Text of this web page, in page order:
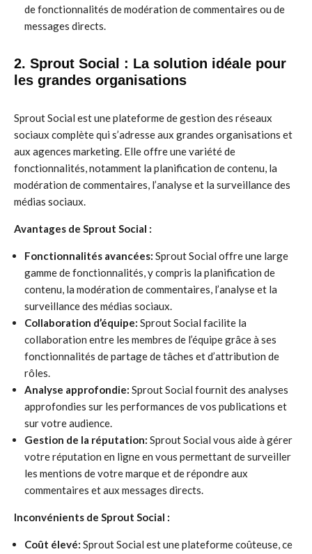
de fonctionnalités de modération de commentaires ou de
messages directs.
2. Sprout Social : La solution idéale pour
les grandes organisations
Sprout Social est une plateforme de gestion des réseaux
sociaux complète qui s’adresse aux grandes organisations et
aux agences marketing. Elle offre une variété de
fonctionnalités, notamment la planification de contenu, la
modération de commentaires, l’analyse et la surveillance des
médias sociaux.
Avantages de Sprout Social :
Fonctionnalités avancées: Sprout Social offre une large
gamme de fonctionnalités, y compris la planification de
contenu, la modération de commentaires, l’analyse et la
surveillance des médias sociaux.
Collaboration d’équipe: Sprout Social facilite la
collaboration entre les membres de l’équipe grâce à ses
fonctionnalités de partage de tâches et d’attribution de
rôles.
Analyse approfondie: Sprout Social fournit des analyses
approfondies sur les performances de vos publications et
sur votre audience.
Gestion de la réputation: Sprout Social vous aide à gérer
votre réputation en ligne en vous permettant de surveiller
les mentions de votre marque et de répondre aux
commentaires et aux messages directs.
Inconvénients de Sprout Social :
Coût élevé: Sprout Social est une plateforme coûteuse, ce